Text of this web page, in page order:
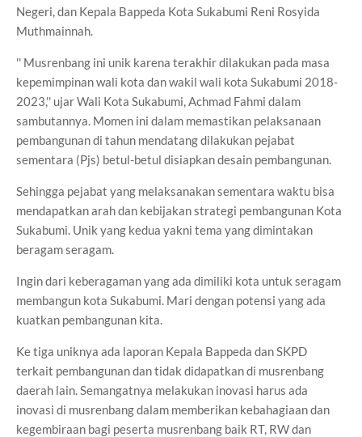
Negeri, dan Kepala Bappeda Kota Sukabumi Reni Rosyida
Muthmainnah.
'' Musrenbang ini unik karena terakhir dilakukan pada masa
kepemimpinan wali kota dan wakil wali kota Sukabumi 2018-
2023,'' ujar Wali Kota Sukabumi, Achmad Fahmi dalam
sambutannya. Momen ini dalam memastikan pelaksanaan
pembangunan di tahun mendatang dilakukan pejabat
sementara (Pjs) betul-betul disiapkan desain pembangunan.
Sehingga pejabat yang melaksanakan sementara waktu bisa
mendapatkan arah dan kebijakan strategi pembangunan Kota
Sukabumi. Unik yang kedua yakni tema yang dimintakan
beragam seragam.
Ingin dari keberagaman yang ada dimiliki kota untuk seragam
membangun kota Sukabumi. Mari dengan potensi yang ada
kuatkan pembangunan kita.
Ke tiga uniknya ada laporan Kepala Bappeda dan SKPD
terkait pembangunan dan tidak didapatkan di musrenbang
daerah lain. Semangatnya melakukan inovasi harus ada
inovasi di musrenbang dalam memberikan kebahagiaan dan
kegembiraan bagi peserta musrenbang baik RT, RW dan